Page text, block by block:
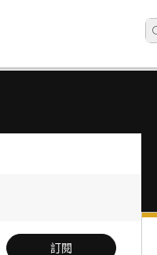
訂閱